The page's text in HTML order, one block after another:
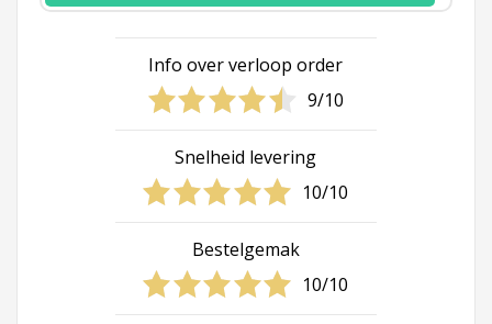
Info over verloop order
9/10
Snelheid levering
10/10
Bestelgemak
10/10